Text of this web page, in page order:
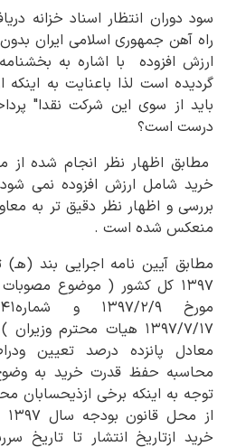
سود دوران انتظار اسناد خزانه
راه آهن جمهوری اسلامی ایران
ارزش افزوده با اشاره به
گردیده است لذا باعنایت به اینکه
باید از سوی این شرکت نقدا"
درست است؟
مطابق اظهار نظر انجام شده
خرید شامل ارزش افزوده نمی
بررسی و اظهار نظر دقیق تر به
منعکس شده است .
۱۳۹۷/۷/۱۷ هیات محترم
معادل پانزده درصد تعیین
محاسبه حفظ قدرت خرید به
توجه به اینکه برخی ازذیحسابان
خرید ازتاریخ انتشار تا تاریخ